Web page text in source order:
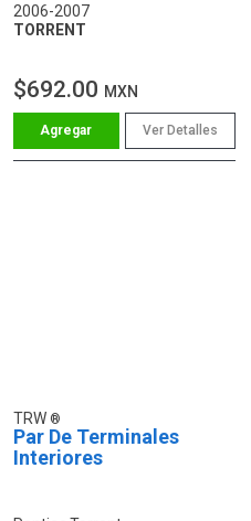
2006-2007
TORRENT
$692.00 MXN
Ver Detalles
TRW
Par De Terminales
Interiores